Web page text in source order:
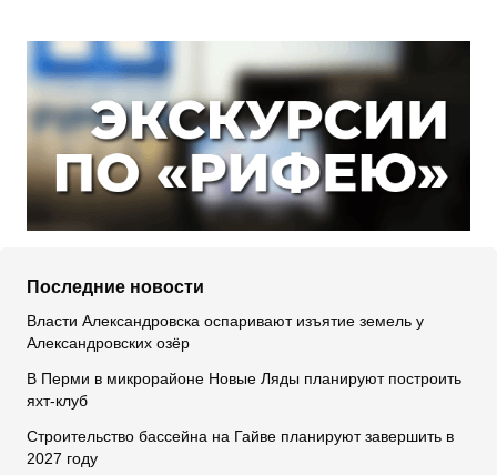
Последние новости
Власти Александровска оспаривают изъятие земель у
Александровских озёр
В Перми в микрорайоне Новые Ляды планируют построить
яхт-клуб
Строительство бассейна на Гайве планируют завершить в
2027 году